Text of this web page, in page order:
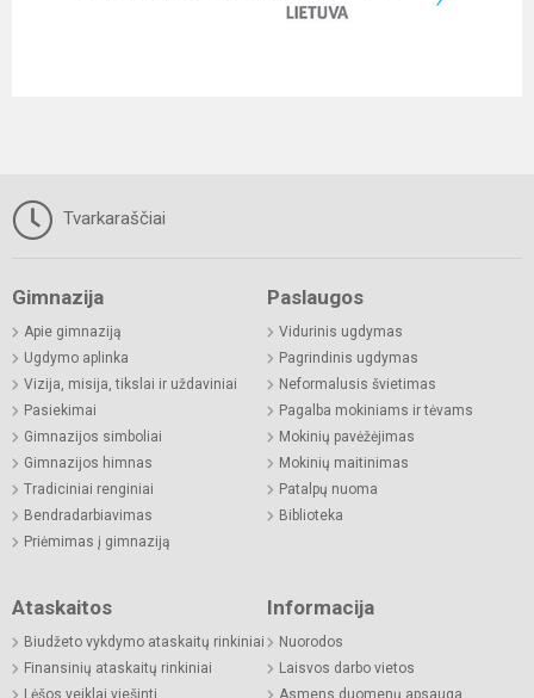
Tvarkaraščiai
Gimnazija
Apie gimnaziją
Ugdymo aplinka
Vizija, misija, tikslai ir uždaviniai
Pasiekimai
Gimnazijos simboliai
Gimnazijos himnas
Tradiciniai renginiai
Bendradarbiavimas
Priėmimas į gimnaziją
Paslaugos
Vidurinis ugdymas
Pagrindinis ugdymas
Neformalusis švietimas
Pagalba mokiniams ir tėvams
Mokinių pavėžėjimas
Mokinių maitinimas
Patalpų nuoma
Biblioteka
Ataskaitos
Biudžeto vykdymo ataskaitų rinkiniai
Finansinių ataskaitų rinkiniai
Lėšos veiklai viešinti
Informacija
Nuorodos
Laisvos darbo vietos
Asmens duomenų apsauga